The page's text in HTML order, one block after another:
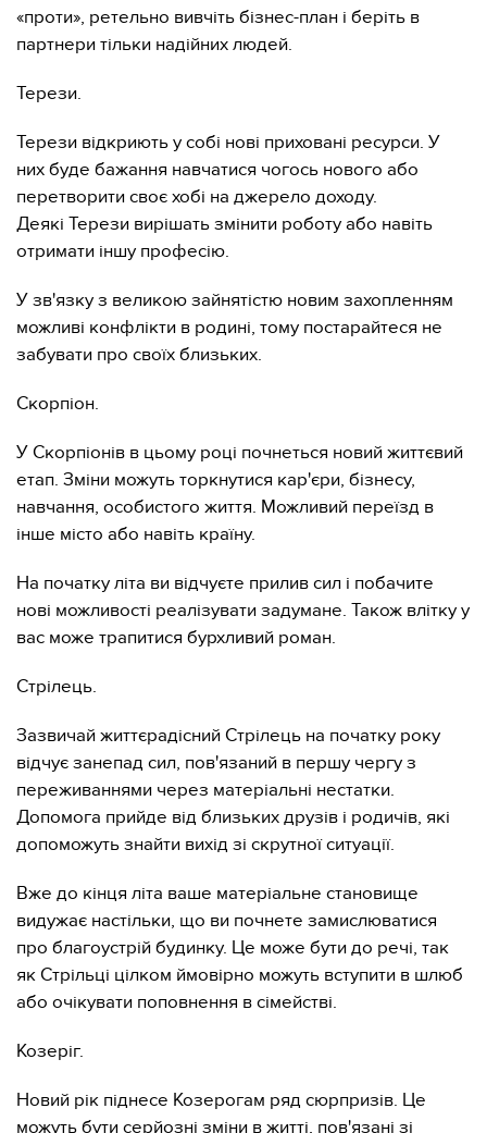
«проти», ретельно вивчіть бізнес-план і беріть в
партнери тільки надійних людей.
Терези.
Терези відкриють у собі нові приховані ресурси. У
них буде бажання навчатися чогось нового або
перетворити своє хобі на джерело доходу.
Деякі Терези вирішать змінити роботу або навіть
отримати іншу професію.
У зв'язку з великою зайнятістю новим захопленням
можливі конфлікти в родині, тому постарайтеся не
забувати про своїх близьких.
Скорпіон.
У Скорпіонів в цьому році почнеться новий життєвий
етап. Зміни можуть торкнутися кар'єри, бізнесу,
навчання, особистого життя. Можливий переїзд в
інше місто або навіть країну.
На початку літа ви відчуєте прилив сил і побачите
нові можливості реалізувати задумане. Також влітку у
вас може трапитися бурхливий роман.
Стрілець.
Зазвичай життєрадісний Стрілець на початку року
відчує занепад сил, пов'язаний в першу чергу з
переживаннями через матеріальні нестатки.
Допомога прийде від близьких друзів і родичів, які
допоможуть знайти вихід зі скрутної ситуації.
Вже до кінця літа ваше матеріальне становище
видужає настільки, що ви почнете замислюватися
про благоустрій будинку. Це може бути до речі, так
як Стрільці цілком ймовірно можуть вступити в шлюб
або очікувати поповнення в сімействі.
Козеріг.
Новий рік піднесе Козерогам ряд сюрпризів. Це
можуть бути серйозні зміни в житті, пов'язані зі